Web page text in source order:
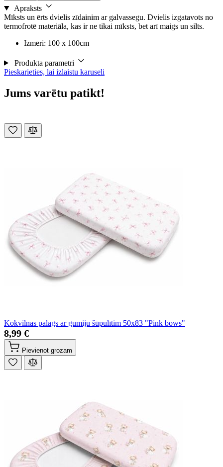
Apraksts
Mīksts un ērts dvielis zīdainim ar galvassegu. Dvielis izgatavots no
termofrotē materiāla, kas ir ne tikai mīksts, bet arī maigs un silts.
Izmēri: 100 x 100cm
Produkta parametri
Pieskarieties, lai izlaistu karuseli
Jums varētu patikt!
Kokvilnas palags ar gumiju šūpulītim 50x83 "Pink bows"
8,99 €
Pievienot grozam